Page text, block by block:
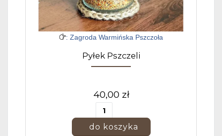
: Zagroda Warmińska Pszczoła
Pyłek Pszczeli
40,00 zł